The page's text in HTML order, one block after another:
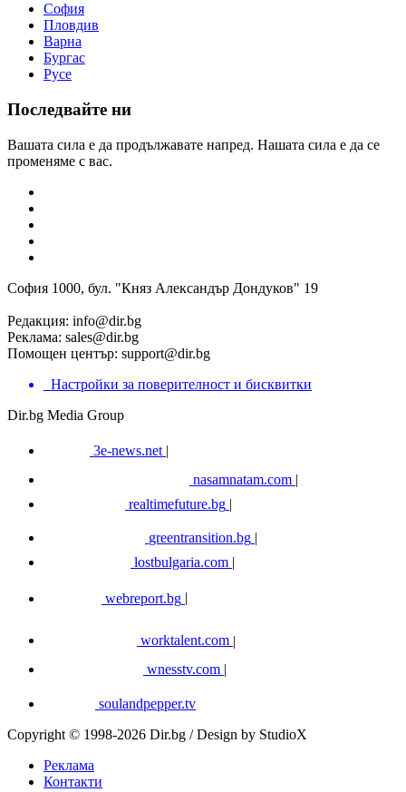
София
Пловдив
Варна
Бургас
Русе
Последвайте ни
Вашата сила е да продължавате напред. Нашата сила е да се
променяме с вас.
София 1000, бул. "Княз Александър Дондуков" 19
Редакция: info@dir.bg
Реклама: sales@dir.bg
Помощен център: support@dir.bg
Настройки за поверителност и бисквитки
Dir.bg Media Group
3e-news.net |
nasamnatam.com |
realtimefuture.bg |
greentransition.bg |
lostbulgaria.com |
webreport.bg
worktalent.com |
wnesstv.com |
soulandpepper.tv
Copyright © 1998-2026 Dir.bg / Design by StudioX
Реклама
Контакти